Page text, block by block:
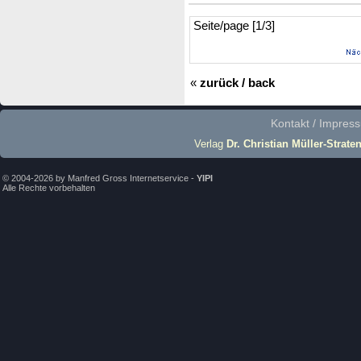
Seite/page [1/3]
« zurück / back
Kontakt /
Verlag Dr. Christian Müller-Straten
© 2004-2026 by Manfred Gross Internetservice - YIPI
Alle Rechte vorbehalten